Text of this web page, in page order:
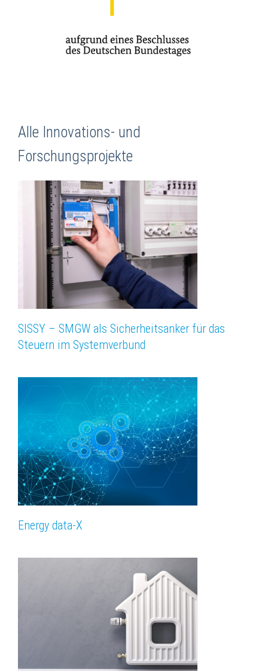
Alle Innovations- und
Forschungsprojekte
SISSY – SMGW als Sicherheitsanker für das
Steuern im Systemverbund
Energy data-X